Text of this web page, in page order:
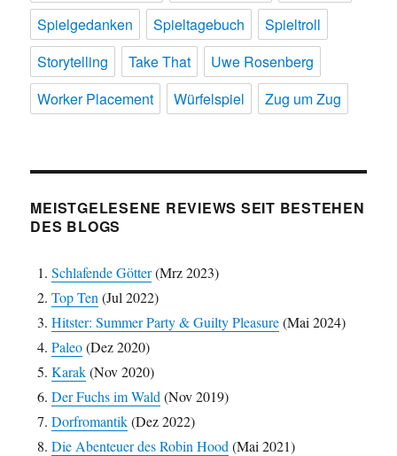
Spielgedanken
Spieltagebuch
Spieltroll
Storytelling
Take That
Uwe Rosenberg
Worker Placement
Würfelspiel Zug um Zug
MEISTGELESENE REVIEWS SEIT BESTEHEN
DES BLOGS
Schlafende Götter(Mrz 2023)
Top Ten (Jul 2022)
Hitster: Summer Party & Guilty Pleasure(Mai 2024)
Paleo(Dez 2020)
Karak(Nov 2020)
Der Fuchs im Wald (Nov 2019)
Dorfromantik(Dez 2022)
Die Abenteuer des Robin Hood (Mai 2021)